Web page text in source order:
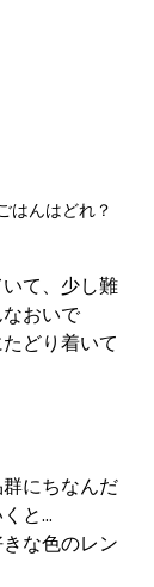
はんはどれ？
て、少し難
おいで
どり着いて
にちなんだ
と…
な色のレン